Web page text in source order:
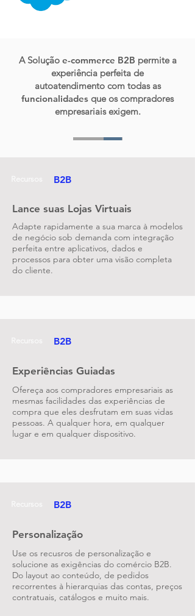
A Solução e-commerce B2B permite a
experiência perfeita de
autoatendimento com todas as
funcionalidades que os compradores
empresariais exigem.
B2B
Lance suas Lojas Virtuais
Adapte rapidamente a sua marca à modelos
de negócio sob demanda com integração
perfeita entre aplicativos, dados e
processos para obter uma visão completa
do cliente.
B2B
Experiências Guiadas
Ofereça aos compradores empresariais as
mesmas facilidades das experiências de
compra que eles desfrutam em suas vidas
pessoas. A qualquer hora, em qualquer
lugar e em qualquer dispositivo.
B2B
Personalização
Use os recusros de personalização e
solucione as exigências do comércio B2B.
Do layout ao conteúdo, de pedidos
recorrentes à hierarquias das contas, preços
contratuais, catálogos e muito mais.